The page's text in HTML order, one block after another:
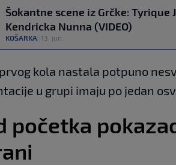
Šokantne scene iz Grčke:
Kendricka Nunna (VIDEO)
KOŠARKA 13. jun.
kola nastala potpuno
u grupi imaju po jedan
početka